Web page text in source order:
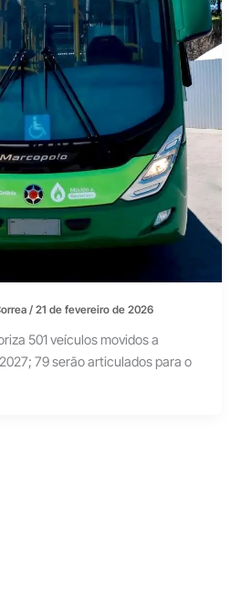
/21 de fevereiro de 2026
501 veículos movidos a
79 serão articulados para o